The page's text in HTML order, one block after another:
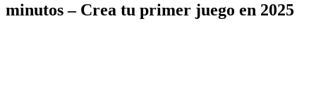
minutos – Crea tu primer juego en 2025